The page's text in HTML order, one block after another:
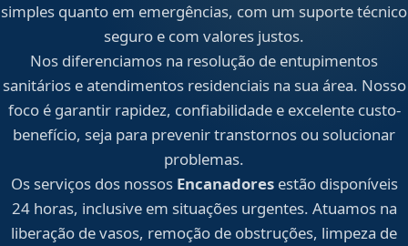
simples quanto em emergências, com um suporte técnico
seguro e com valores justos.
Nos diferenciamos na resolução de entupimentos
sanitários e atendimentos residenciais na sua área. Nosso
foco é garantir rapidez, confiabilidade e excelente custo-
benefício, seja para prevenir transtornos ou solucionar
problemas.
Os serviços dos nossos Encanadoresestão disponíveis
24 horas, inclusive em situações urgentes. Atuamos na
liberação de vasos, remoção de obstruções, limpeza de